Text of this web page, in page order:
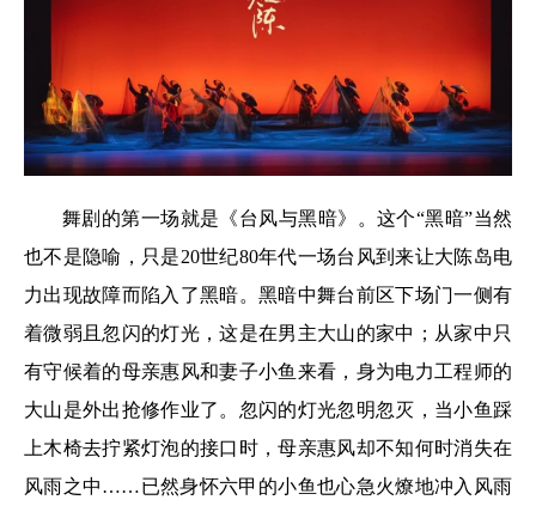
舞剧的第一场就是《台风与黑暗》。这个“黑暗”当然
也不是隐喻，只是20世纪80年代一场台风到来让大陈岛电
力出现故障而陷入了黑暗。黑暗中舞台前区下场门一侧有
着微弱且忽闪的灯光，这是在男主大山的家中；从家中只
有守候着的母亲惠风和妻子小鱼来看，身为电力工程师的
大山是外出抢修作业了。忽闪的灯光忽明忽灭，当小鱼踩
上木椅去拧紧灯泡的接口时，母亲惠风却不知何时消失在
风雨之中……已然身怀六甲的小鱼也心急火燎地冲入风雨